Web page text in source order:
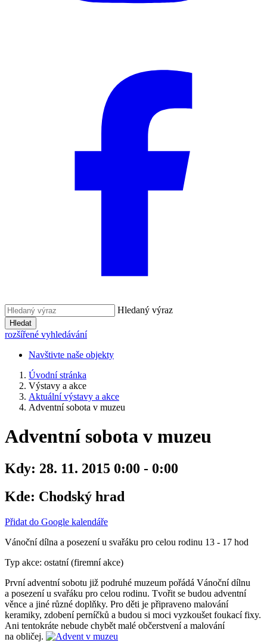
Hledaný výraz
Hledat
rozšířené vyhledávání
Navštivte naše objekty
Úvodní stránka
Výstavy a akce
Aktuální výstavy a akce
Adventní sobota v muzeu
Adventní sobota v muzeu
Kdy: 28. 11. 2015 0:00 - 0:00
Kde: Chodský hrad
Přidat do Google kalendáře
Vánoční dílna a posezení u svařáku pro celou rodinu 13 - 17 hod
Typ akce: ostatní (firemní akce)
První adventní sobotu již podruhé muzeum pořádá Vánoční dílnu
a posezení u svařáku pro celou rodinu. Tvořit se budou adventní
věnce a jiné různé doplňky. Pro děti je připraveno malování
keramiky, zdobení perníčků a budou si moci vyzkoušet foukací fixy.
Ani tentokráte nebude chybět malé občerstvení a malování
na obličej.